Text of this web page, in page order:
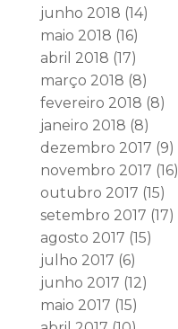
junho 2018 (14)
maio 2018 (16)
abril 2018 (17)
março 2018 (8)
fevereiro 2018 (8)
janeiro 2018 (8)
dezembro 2017 (9)
novembro 2017 (16)
outubro 2017 (15)
setembro 2017 (17)
agosto 2017 (15)
julho 2017 (6)
junho 2017 (12)
maio 2017 (15)